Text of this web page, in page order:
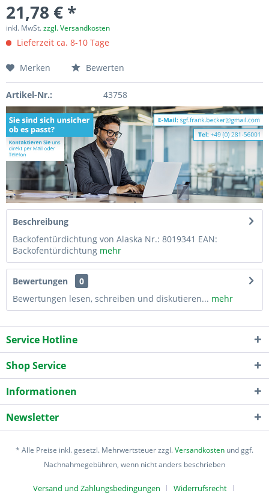
21,78 € *
inkl. MwSt.zzgl. Versandkosten
Lieferzeit ca. 8-10 Tage
Merken Bewerten
Artikel-Nr.: 43758
Beschreibung
Backofentürdichtung von Alaska Nr.: 8019341 EAN:
Backofentürdichtung mehr
Bewertungen
0
Bewertungen lesen, schreiben und diskutieren... mehr
Service Hotline
Shop Service
Informationen
Newsletter
* Alle Preise inkl. gesetzl. Mehrwertsteuer zzgl.Versandkosten und ggf.
Nachnahmegebühren, wenn nicht anders beschrieben
Versand und Zahlungsbedingungen Widerrufsrecht